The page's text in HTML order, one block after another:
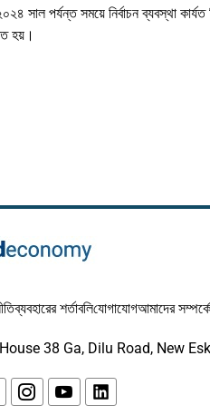
সাল পর্যন্ত সময়ে নির্বাচন ব্যবস্থা কার্যত
হয়।
ব্যবহারের শর্তাবলিযোগাযোগআমাদের সম্পর্কে
38 Ga, Dilu Road, New